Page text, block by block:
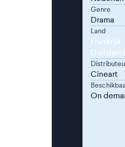
Genre
Drama
Land
Frankrijk
Duitsland
Cineart
On